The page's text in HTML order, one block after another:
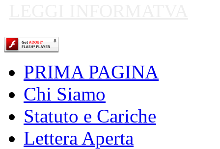
PRIMA PAGINA
Chi Siamo
Statuto e Cariche
Lettera Aperta